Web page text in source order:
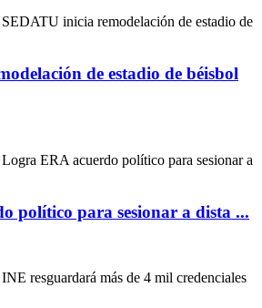
de estadio de béisbol
político para sesionar a dista ...